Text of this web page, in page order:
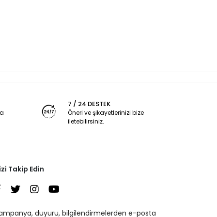
7 / 24 DESTEK
Öneri ve şikayetlerinizi bize
iletebilirsiniz.
Takip Edin
duyuru, bilgilendirmelerden e-posta